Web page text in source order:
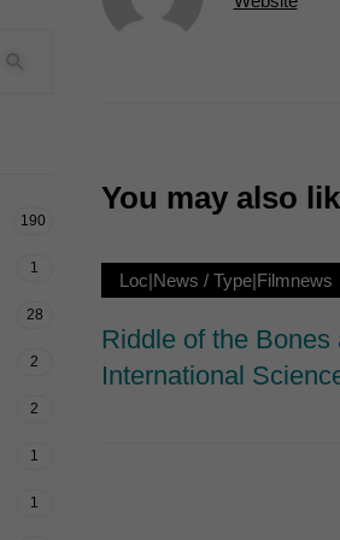
You may also
Loc|News / Type|Filmnews
Riddle of the Bones
International
190
1
28
2
2
1
1
Externe Medien (7)
Inhalte von Videoplattformen und Social-Media-